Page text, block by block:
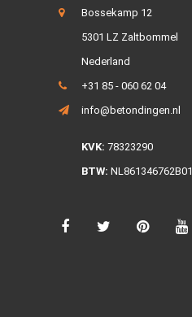
Bossekamp 12
5301 LZ Zaltbommel
Nederland
+31 85 - 060 62 04
info@betondingen.nl
KVK: 78323290
BTW: NL861346762B01